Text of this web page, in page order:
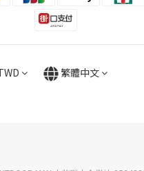
繁體中文